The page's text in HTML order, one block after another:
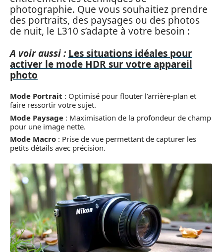
photographie. Que vous souhaitiez prendre
des portraits, des paysages ou des photos
de nuit, le L310 s’adapte à votre besoin :
A voir aussi : Les situations idéales pour
activer le mode HDR sur votre appareil
photo
Mode Portrait : Optimisé pour flouter l’arrière-plan et
faire ressortir votre sujet.
Mode Paysage : Maximisation de la profondeur de champ
pour une image nette.
Mode Macro : Prise de vue permettant de capturer les
petits détails avec précision.